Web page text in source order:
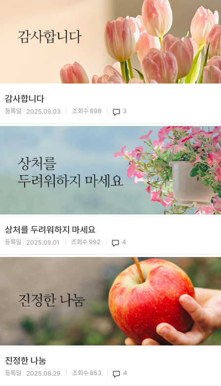
감사합니다
등록일 2025.09.03 조회수 898 3
상처를 두려워하지 마세요
등록일 2025.09.01 조회수 992 4
진정한 나눔
등록일 2025.08.29 조회수 853 4